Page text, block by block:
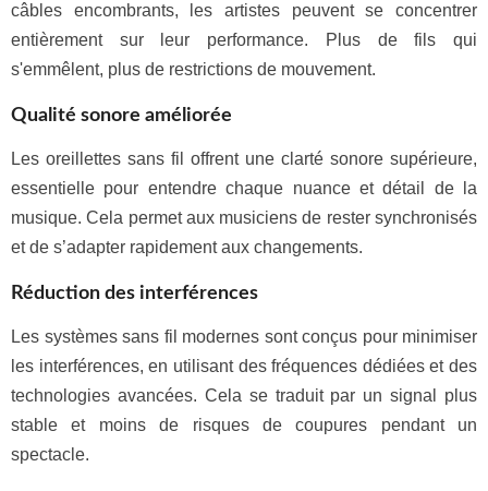
câbles encombrants, les artistes peuvent se concentrer
entièrement sur leur performance. Plus de fils qui
s'emmêlent, plus de restrictions de mouvement.
Qualité sonore améliorée
Les oreillettes sans fil offrent une clarté sonore supérieure,
essentielle pour entendre chaque nuance et détail de la
musique. Cela permet aux musiciens de rester synchronisés
et de s’adapter rapidement aux changements.
Réduction des interférences
Les systèmes sans fil modernes sont conçus pour minimiser
les interférences, en utilisant des fréquences dédiées et des
technologies avancées. Cela se traduit par un signal plus
stable et moins de risques de coupures pendant un
spectacle.